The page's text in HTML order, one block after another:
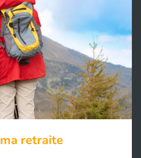
retraite